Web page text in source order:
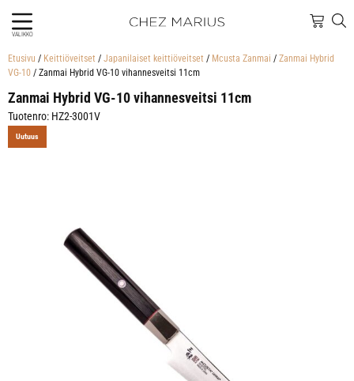
VALIKKO
Etusivu / Keittiöveitset / Japanilaiset keittiöveitset / Mcusta Zanmai / Zanmai Hybrid
VG-10 / Zanmai Hybrid VG-10 vihannesveitsi 11cm
Zanmai Hybrid VG-10 vihannesveitsi 11cm
Tuotenro: HZ2-3001V
Uutuus